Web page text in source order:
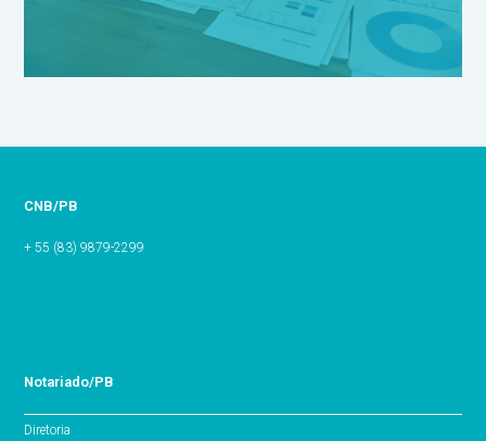
CNB/PB
+ 55 (83) 9879-2299
Notariado/PB
Diretoria